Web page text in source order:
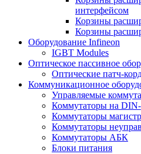
интерфейсом
Корзины
Корзины
Оборудование Infineon
IGBT Modules
Оптическое пассивное
Оптические патч-
Коммуникационное
Управляемые
Коммутаторы на
Коммутаторы
Коммутаторы
Коммутаторы АБК
Блоки питания